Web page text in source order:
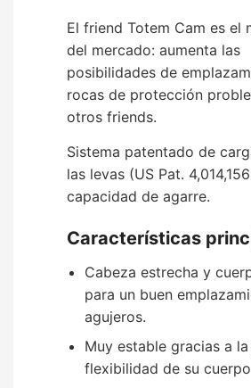
El friend Totem Cam es el
del mercado: aumenta las
posibilidades de
rocas de protección
otros friends.
Sistema patentado de
las levas (US Pat.
capacidad de agarre.
Características
Cabeza estrecha y
para un buen
agujeros.
Muy estable gracias a
flexibilidad de su